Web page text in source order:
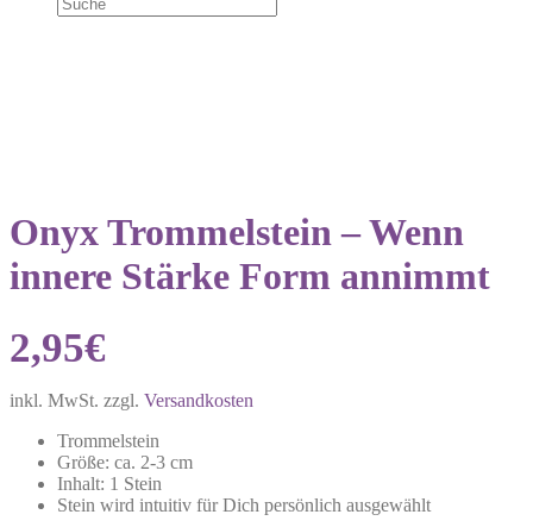
Onyx Trommelstein – Wenn
innere Stärke Form annimmt
2,95€
inkl. MwSt. zzgl. Versandkosten
Trommelstein
Größe: ca. 2-3 cm
Inhalt: 1 Stein
Stein wird intuitiv für Dich persönlich ausgewählt